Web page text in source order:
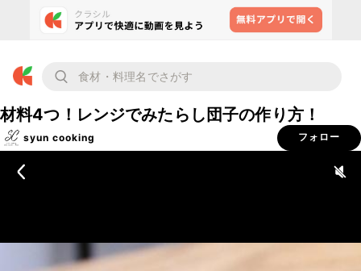
材料4つ！レンジでみたらし団子の作り方！
syun cooking フォロー